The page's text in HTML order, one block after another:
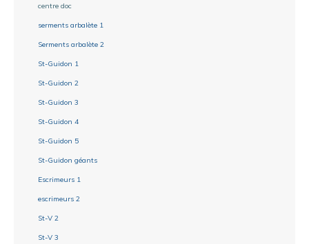
centre doc
serments arbalète 1
Serments arbalète 2
St-Guidon 1
St-Guidon 2
St-Guidon 3
St-Guidon 4
St-Guidon 5
St-Guidon géants
Escrimeurs 1
escrimeurs 2
St-V 2
St-V 3